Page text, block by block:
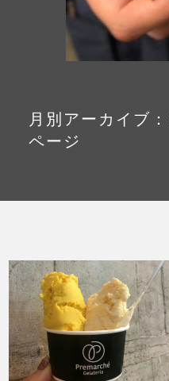
Columnコラム・連載
なぜジェラート作りを
ジェラートの機能性
譲れないこと、私たち
月別アーカイブ
ページ